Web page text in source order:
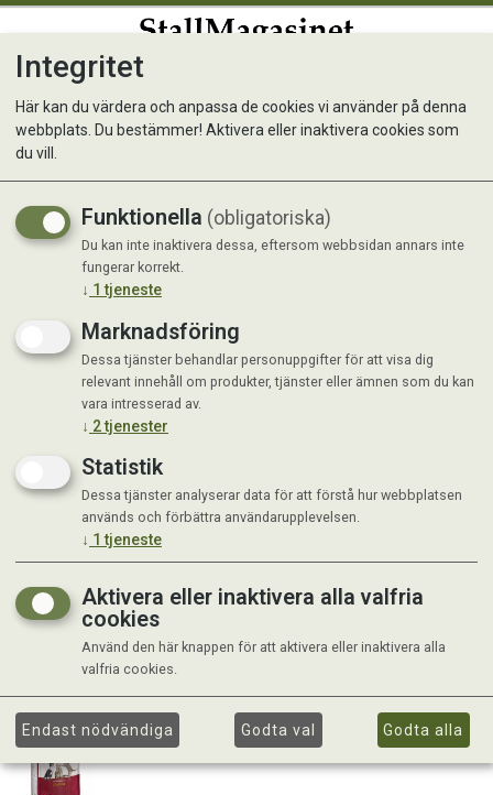
Bästis Katt Oxkött 15 kg
Integritet
Här kan du värdera och anpassa de cookies vi använder på denna
webbplats. Du bestämmer! Aktivera eller inaktivera cookies som
du vill.
Funktionella (obligatoriska)
Du kan inte inaktivera dessa, eftersom webbsidan annars inte
fungerar korrekt.
↓ 1 tjeneste
Marknadsföring
Dessa tjänster behandlar personuppgifter för att visa dig
relevant innehåll om produkter, tjänster eller ämnen som du kan
vara intresserad av.
↓ 2tjenester
Statistik
Dessa tjänster analyserar data för att förstå hur webbplatsen
används och förbättra användarupplevelsen.
↓ 1 tjeneste
Aktivera eller inaktivera alla valfria
cookies
Använd den här knappen för att aktivera eller inaktivera alla
valfria cookies.
Endast nödvändiga Godta val Godta alla